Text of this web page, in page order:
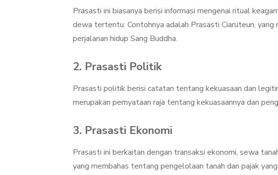
Prasasti ini biasanya berisi informasi mengenai ritual
dewa tertentu. Contohnya adalah Prasasti Ciaruteun,
perjalanan hidup Sang Buddha.
2. Prasasti Politik
Prasasti politik berisi catatan tentang kekuasaan dan
merupakan pernyataan raja tentang kekuasaannya dan
3. Prasasti Ekonomi
Prasasti ini berkaitan dengan transaksi ekonomi, sewa
yang membahas tentang pengelolaan tanah dan pajak